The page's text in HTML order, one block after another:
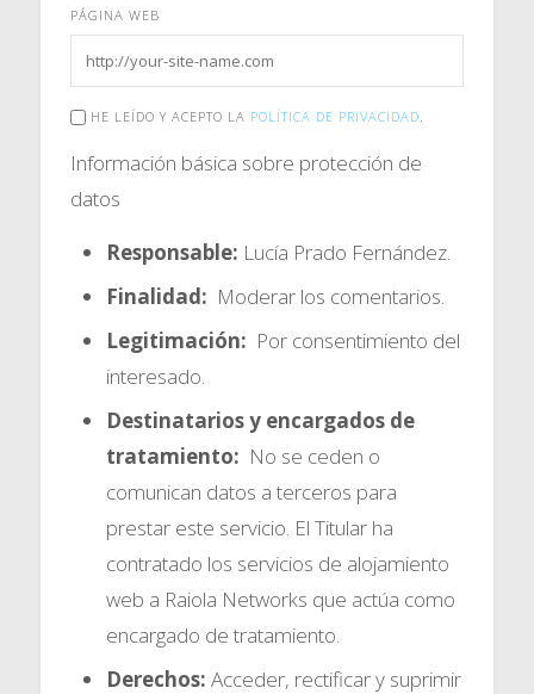
PÁGINA WEB
HE LEÍDO Y ACEPTO LA POLÍTICA DE PRIVACIDAD
Información básica sobre protección de
datos
Responsable: Lucía Prado Fernández.
Finalidad: Moderar los comentarios.
Legitimación: Por consentimiento del
interesado.
Destinatarios y encargados de
tratamiento: No se ceden o
comunican datos a terceros para
prestar este servicio. El Titular ha
contratado los servicios de alojamiento
web a Raiola Networks que actúa como
encargado de tratamiento.
Derechos: Acceder, rectificar y suprimir